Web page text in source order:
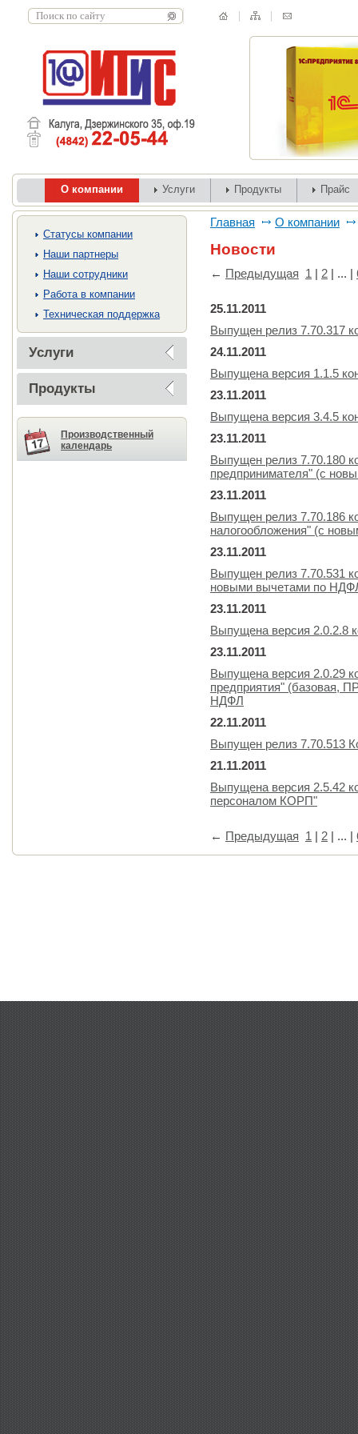
О компании Услуги Продукты Прайс
Cтатусы компании
Наши партнеры
Наши сотрудники
Работа в компании
Техническая поддержка
Услуги
Продукты
Производственный
календарь
Главная О компании
Новости
← Предыдущая 1 | 2 | ... |
25.11.2011
Выпущен релиз 7.70.317
24.11.2011
Выпущена версия 1.1.5
23.11.2011
Выпущена версия 3.4.5
23.11.2011
Выпущен релиз 7.70.180
предпринимателя" (с
23.11.2011
Выпущен релиз 7.70.186
налогообложения" (с
23.11.2011
Выпущен релиз 7.70.531
новыми вычетами по
23.11.2011
Выпущена версия 2.0.2.8
23.11.2011
Выпущена версия 2.0.29
предприятия" (базовая,
НДФЛ
22.11.2011
Выпущен релиз 7.70.513
21.11.2011
Выпущена версия 2.5.42
персоналом КОРП"
← Предыдущая 1 | 2 | ... |